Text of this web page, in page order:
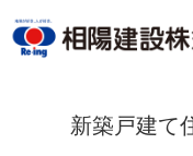
新築戸建